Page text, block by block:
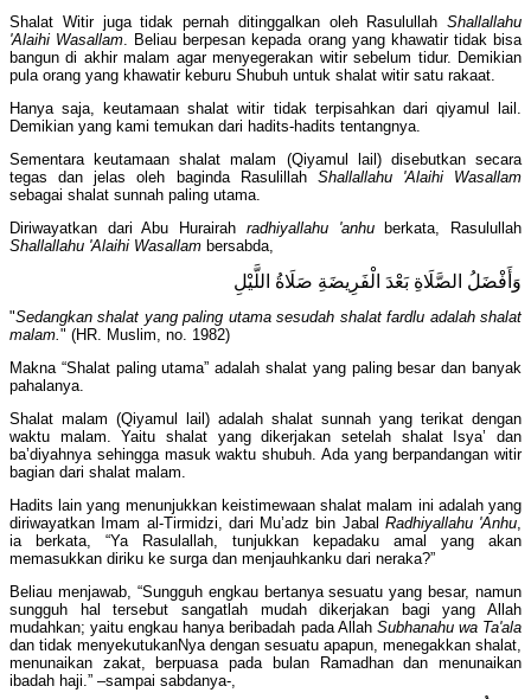
Shalat Witir juga tidak pernah ditinggalkan oleh Rasulullah Shallallahu
'Alaihi Wasallam. Beliau berpesan kepada orang yang khawatir tidak bisa
bangun di akhir malam agar menyegerakan witir sebelum tidur. Demikian
pula orang yang khawatir keburu Shubuh untuk shalat witir satu rakaat.
Hanya saja, keutamaan shalat witir tidak terpisahkan dari qiyamul lail.
Demikian yang kami temukan dari hadits-hadits tentangnya.
Sementara keutamaan shalat malam (Qiyamul lail) disebutkan secara
tegas dan jelas oleh baginda Rasulillah Shallallahu 'Alaihi Wasallam
sebagai shalat sunnah paling utama.
Diriwayatkan dari Abu Hurairah radhiyallahu 'anhuberkata, Rasulullah
Shallallahu 'Alaihi Wasallam bersabda,
وَأَفْضَلُ الصَّلَاةِ بَعْدَ الْفَرِيضَةِ صَلَاةُ اللَّيْلِ
"Sedangkan shalat yang paling utama sesudah shalat fardlu adalah shalat
malam." (HR. Muslim, no. 1982)
Makna “Shalat paling utama” adalah shalat yang paling besar dan banyak
pahalanya.
Shalat malam (Qiyamul lail) adalah shalat sunnah yang terikat dengan
waktu malam. Yaitu shalat yang dikerjakan setelah shalat Isya’ dan
ba’diyahnya sehingga masuk waktu shubuh. Ada yang berpandangan witir
bagian dari shalat malam.
Hadits lain yang menunjukkan keistimewaan shalat malam ini adalah yang
diriwayatkan Imam al-Tirmidzi, dari Mu’adz bin Jabal Radhiyallahu 'Anhu,
ia berkata, “Ya Rasulallah, tunjukkan kepadaku amal yang akan
memasukkan diriku ke surga dan menjauhkanku dari neraka?”
Beliau menjawab, “Sungguh engkau bertanya sesuatu yang besar, namun
sungguh hal tersebut sangatlah mudah dikerjakan bagi yang Allah
mudahkan; yaitu engkau hanya beribadah pada Allah Subhanahu wa Ta'ala
dan tidak menyekutukanNya dengan sesuatu apapun, menegakkan shalat,
menunaikan zakat, berpuasa pada bulan Ramadhan dan menunaikan
ibadah haji.” –sampai sabdanya-,